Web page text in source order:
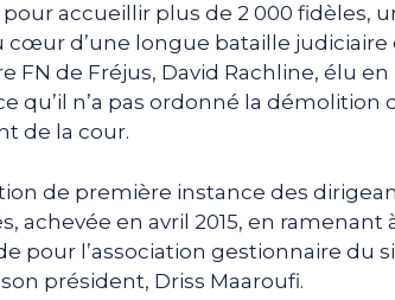
accueillir plus de 2 000 fidèles,
d’une longue bataille judiciaire
de Fréjus, David Rachline, élu en
qu’il n’a pas ordonné la démolition
de la cour.
de première instance des
achevée en avril 2015, en ramenant
pour l’association gestionnaire du
président, Driss Maaroufi.